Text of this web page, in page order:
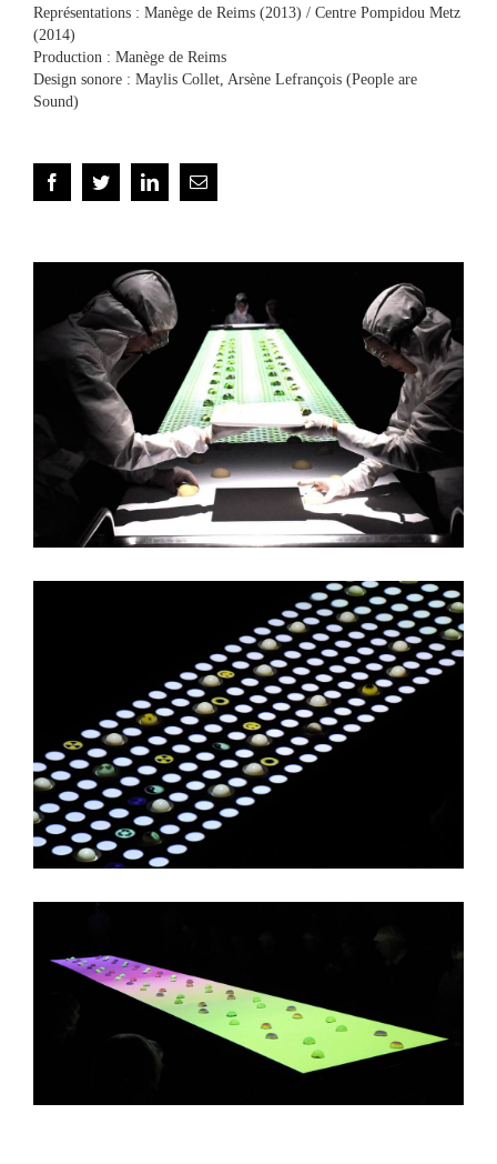
Représentations : Manège de Reims (2013) / Centre Pompidou Metz
(2014)
Production : Manège de Reims
Design sonore : Maylis Collet, Arsène Lefrançois (People are
Sound)
FacebookTwitterLinkedInEmail